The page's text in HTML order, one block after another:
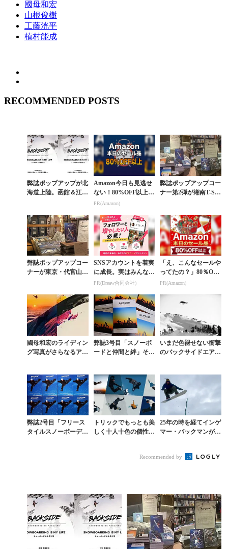
國母和宏
山根俊樹
工藤洸平
植村能成
RECOMMENDED POSTS
弊誌ポップアップが北
海道上陸。函館＆江別
Amazon今日も見逃せ
ない！80%OFF以上が
続々登場
PR(Amazon)
弊誌ポップアップコー
ナー第2弾が湘南T-SI
弊誌ポップアップコー
ナーが東京・代官山
SNSアカウントを着実
に成長。実はみんなコ
コ使ってます。
PR(Dreaw合同会社)
「え、こんなセールや
ってたの？」80％OFF
以上が続々登場！Am
PR(Amazon)
國母和宏のライディン
グ写真がさらなるアー
弊誌3号目「スノーボ
ードと仲間と絆」その
いまだ色褪せない衝撃
のバックサイドエア映
弊誌2号目「フリース
タイルスノーボーディ
トリックでもっとも美
しく十人十色の個性を
25年の時を経てインゲ
マー・バックマンが愛
D』
Recommended by